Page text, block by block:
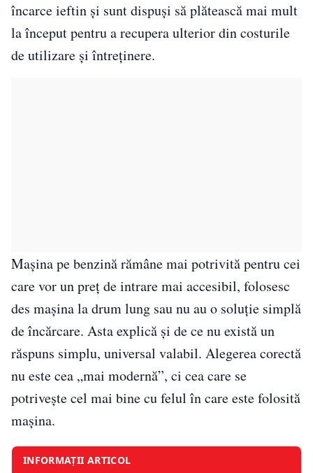
încarce ieftin și sunt dispuși să plătească mai mult
la început pentru a recupera ulterior din costurile
de utilizare și întreținere.
Mașina pe benzină rămâne mai potrivită pentru cei
care vor un preț de intrare mai accesibil, folosesc
des mașina la drum lung sau nu au o soluție simplă
de încărcare. Asta explică și de ce nu există un
răspuns simplu, universal valabil. Alegerea corectă
nu este cea „mai modernă”, ci cea care se
potrivește cel mai bine cu felul în care este folosită
mașina.
INFORMAȚII ARTICOL